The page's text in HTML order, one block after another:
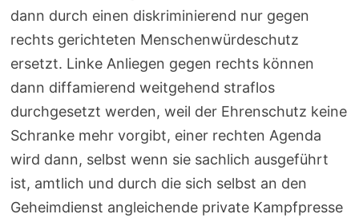
dann durch einen diskriminierend nur gegen
rechts gerichteten Menschenwürdeschutz
ersetzt. Linke Anliegen gegen rechts können
dann diffamierend weitgehend straflos
durchgesetzt werden, weil der Ehrenschutz keine
Schranke mehr vorgibt, einer rechten Agenda
wird dann, selbst wenn sie sachlich ausgeführt
ist, amtlich und durch die sich selbst an den
Geheimdienst angleichende private Kampfpresse